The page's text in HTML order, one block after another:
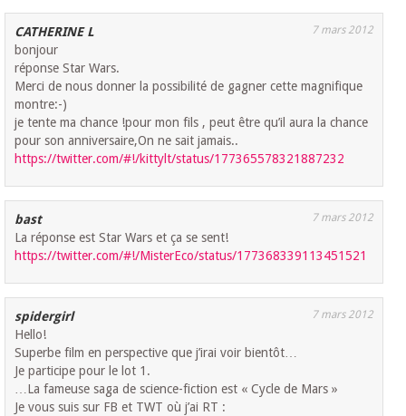
CATHERINE L 7 mars 2012
bonjour
réponse Star Wars.
Merci de nous donner la possibilité de gagner cette magnifique
montre:-)
je tente ma chance !pour mon fils , peut être qu’il aura la chance
pour son anniversaire,On ne sait jamais..
https://twitter.com/#!/kittylt/status/177365578321887232
bast 7 mars 2012
La réponse est Star Wars et ça se sent!
https://twitter.com/#!/MisterEco/status/177368339113451521
spidergirl 7 mars 2012
Hello!
Superbe film en perspective que j’irai voir bientôt…
Je participe pour le lot 1.
…La fameuse saga de science-fiction est « Cycle de Mars »
Je vous suis sur FB et TWT où j’ai RT :